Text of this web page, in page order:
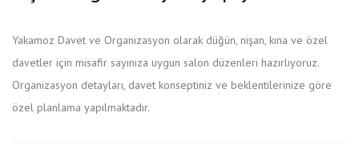
Yakamoz Davet ve Organizasyon olarak düğün, nişan, kına ve özel
davetler için misafir sayınıza uygun salon düzenleri hazırlıyoruz.
Organizasyon detayları, davet konseptiniz ve beklentilerinize göre
özel planlama yapılmaktadır.